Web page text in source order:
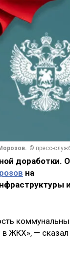
© пресс-
доработки.
на
и
в ЖКХ», — сказал